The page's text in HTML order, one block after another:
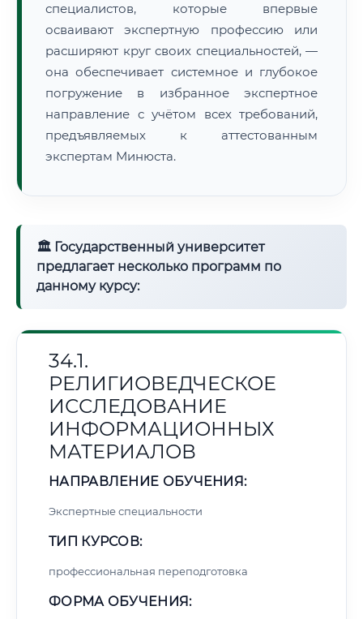
специалистов, которые впервые
осваивают экспертную профессию или
расширяют круг своих специальностей, —
она обеспечивает системное и глубокое
погружение в избранное экспертное
направление с учётом всех требований,
предъявляемых к аттестованным
экспертам Минюста.
🏛 Государственный университет
предлагает несколько программ по
данному курсу:
34.1.
РЕЛИГИОВЕДЧЕСКОЕ
ИССЛЕДОВАНИЕ
ИНФОРМАЦИОННЫХ
МАТЕРИАЛОВ
НАПРАВЛЕНИЕ ОБУЧЕНИЯ:
Экспертные специальности
ТИП КУРСОВ:
профессиональная переподготовка
ФОРМА ОБУЧЕНИЯ: